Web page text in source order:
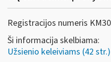
Registracijos numeris
Ši informacija skelbiama:
Užsienio keleiviams (42 str.)